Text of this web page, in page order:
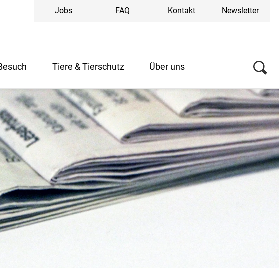
Jobs FAQ Kontakt Newsletter
Tiere & Tierschutz Über uns